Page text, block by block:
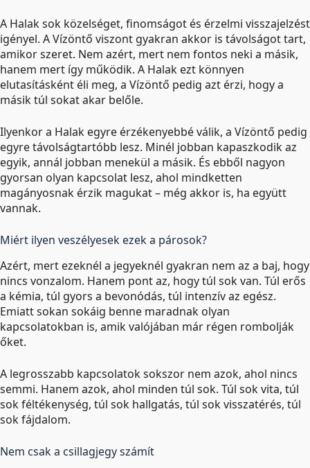
A Halak sok közelséget, finomságot és érzelmi visszajelzést
igényel. A Vízöntő viszont gyakran akkor is távolságot tart,
amikor szeret. Nem azért, mert nem fontos neki a másik,
hanem mert így működik. A Halak ezt könnyen
elutasításként éli meg, a Vízöntő pedig azt érzi, hogy a
másik túl sokat akar belőle.
Ilyenkor a Halak egyre érzékenyebbé válik, a Vízöntő pedig
egyre távolságtartóbb lesz. Minél jobban kapaszkodik az
egyik, annál jobban menekül a másik. És ebből nagyon
gyorsan olyan kapcsolat lesz, ahol mindketten
magányosnak érzik magukat – még akkor is, ha együtt
vannak.
Miért ilyen veszélyesek ezek a párosok?
Azért, mert ezeknél a jegyeknél gyakran nem az a baj, hogy
nincs vonzalom. Hanem pont az, hogy túl sok van. Túl erős
a kémia, túl gyors a bevonódás, túl intenzív az egész.
Emiatt sokan sokáig benne maradnak olyan
kapcsolatokban is, amik valójában már régen rombolják
őket.
A legrosszabb kapcsolatok sokszor nem azok, ahol nincs
semmi. Hanem azok, ahol minden túl sok. Túl sok vita, túl
sok féltékenység, túl sok hallgatás, túl sok visszatérés, túl
sok fájdalom.
Nem csak a csillagjegy számít